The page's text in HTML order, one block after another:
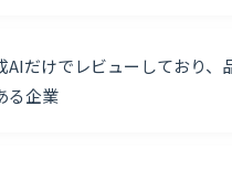
AIだけでレビューしており、
る企業